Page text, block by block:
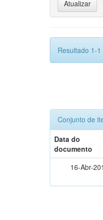
Resultado 1-1
Conjunto de
Data do
documento
16-Abr-